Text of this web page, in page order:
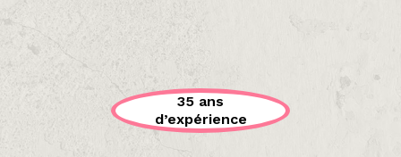
35 ans
d’expérience